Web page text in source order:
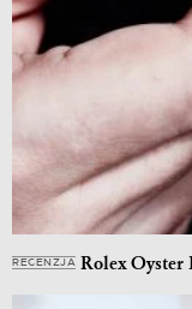
RECENZJA Rolex Oyster